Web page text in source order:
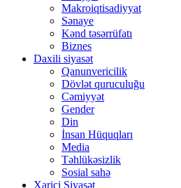
Makroiqtisadiyyat
Sənaye
Kənd təsərrüfatı
Biznes
Daxili siyasət
Qanunvericilik
Dövlət quruculuğu
Cəmiyyət
Gender
Din
İnsan Hüquqları
Media
Təhlükəsizlik
Sosial sahə
Xarici Siyasət